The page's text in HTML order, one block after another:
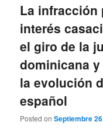
La infracción
interés
el giro de la
dominicana
la evolución
español
Posted onSeptiembre